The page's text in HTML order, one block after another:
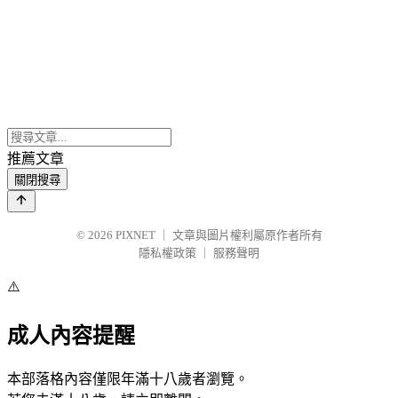
推薦文章
關閉搜尋
© 2026 PIXNET
文章與圖片權利屬原作者所有
隱私權政策
服務聲明
⚠️
成人內容提醒
本部落格內容僅限年滿十八歲者瀏覽。